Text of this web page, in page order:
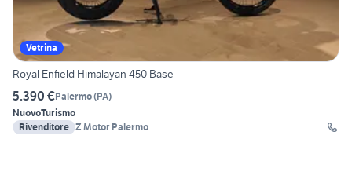
Vetrina
Royal Enfield Himalayan 450 Base
5.390 €Palermo(PA)
NuovoTurismo
Rivenditore Z Motor Palermo